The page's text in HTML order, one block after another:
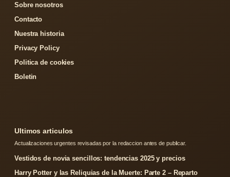
Sobre nosotros
Contacto
Nuestra historia
Privacy Policy
Politica de cookies
Boletin
Ultimos articulos
Actualizaciones urgentes revisadas por la redaccion antes de publicar.
Vestidos de novia sencillos: tendencias 2025 y precios
Harry Potter y las Reliquias de la Muerte: Parte 2 – Reparto